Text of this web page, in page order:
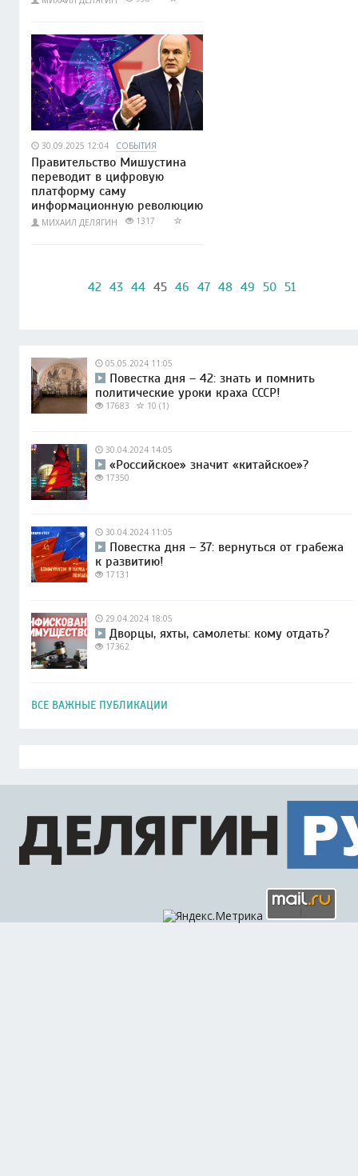
30.09.2025 12:04 СОБЫТИЯ
Правительство Мишустина
переводит в цифровую
платформу саму
информационную революцию
МИХАИЛ ДЕЛЯГИН 1317
42 43 44 45 46 47 48 49 50 51
05.05.2024 11:05
Повестка дня – 42: знать и помнить
политические уроки краха СССР!
17683 10 (1)
30.04.2024 14:05
«Российское» значит «китайское»?
17350
30.04.2024 11:05
Повестка дня – 37: вернуться от грабежа
к развитию!
17131
29.04.2024 18:05
Дворцы, яхты, самолеты: кому отдать?
17362
ВСЕ ВАЖНЫЕ ПУБЛИКАЦИИ